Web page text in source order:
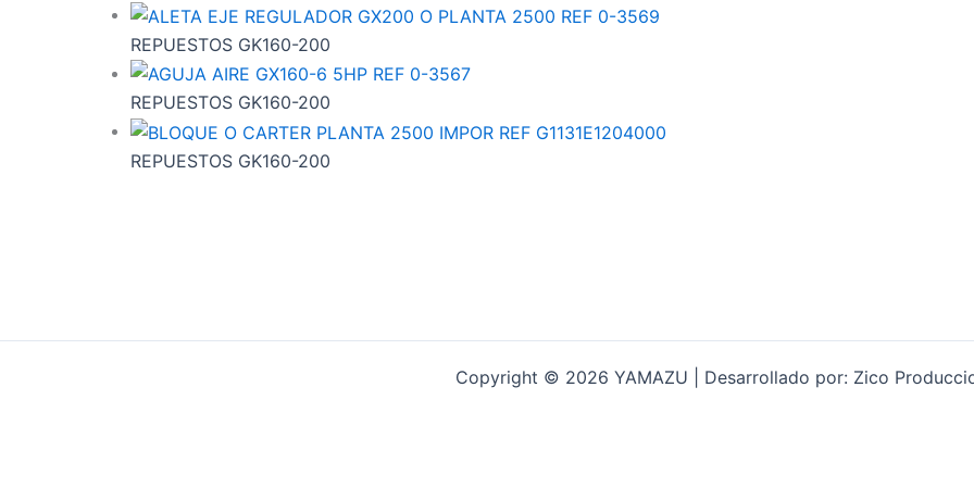
REPUESTOS GK160-200
REPUESTOS GK160-200
REPUESTOS GK160-200
Copyright © 2026 YAMAZU | Desarrollado por: Zico